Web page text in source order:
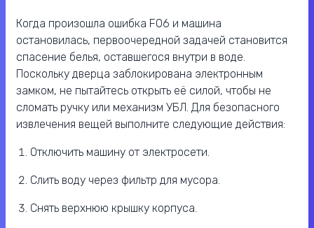
Когда произошла ошибка F06 и машина
остановилась, первоочередной задачей становится
спасение белья, оставшегося внутри в воде.
Поскольку дверца заблокирована электронным
замком, не пытайтесь открыть её силой, чтобы не
сломать ручку или механизм УБЛ. Для безопасного
извлечения вещей выполните следующие действия:
Отключить машину от электросети.
Слить воду через фильтр для мусора.
Снять верхнюю крышку корпуса.